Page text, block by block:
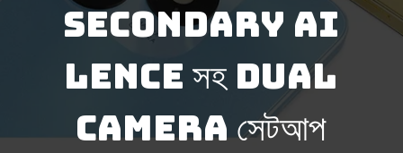
secondary Ai
lence সহ dual
camera সেটআপ